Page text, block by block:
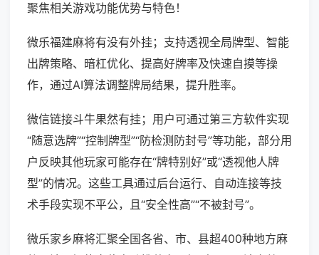
聚焦相关游戏功能优势与特色！
微乐福建麻将有没有外挂；支持透视全局牌型、智能
出牌策略、暗杠优化、提高好牌率及快速自摸等操
作，通过AI算法调整牌局结果，提升胜率。
微信链接斗牛果然有挂；用户可通过第三方软件实现
“随意选牌”“控制牌型”“防检测防封号”等功能，部分用
户反映其他玩家可能存在“牌特别好”或“透视他人牌
型”的情况。这些工具通过后台运行、自动连接等技
术手段实现不平公，且“安全性高”“不被封号”。
微乐家乡麻将汇聚全国各省、市、县超400种地方麻